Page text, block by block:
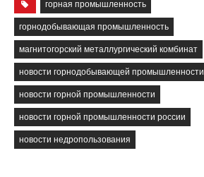
горная промышленность
горнодобывающая промышленность
магнитогорский металлургический комбинат
новости горнодобывающей промышленности
новости горной промышленности
новости горной промышленности россии
новости недропользования